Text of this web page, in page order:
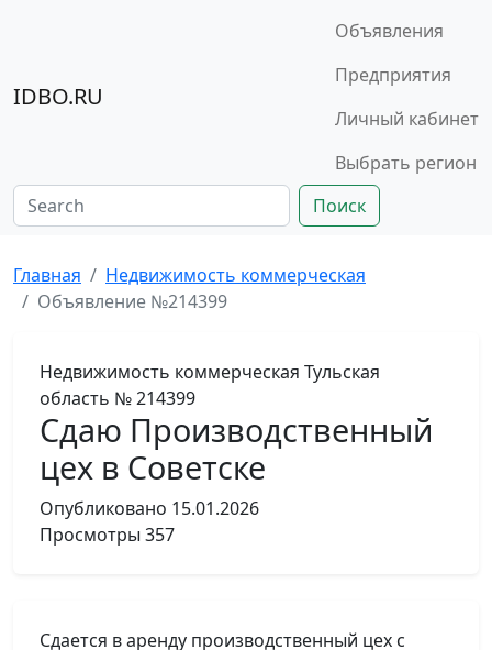
IDBO.RU
Объявления
Предприятия
Личный кабинет
Выбрать регион
Поиск
Главная
Недвижимость коммерческая
Объявление №214399
Недвижимость коммерческая Тульская
область № 214399
Сдаю Производственный
цех в Советске
Опубликовано 15.01.2026
Просмотры 357
Сдается в аренду производственный цех с